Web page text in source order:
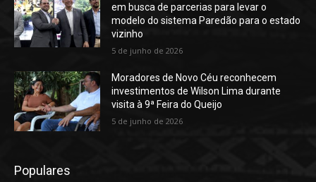
em busca de parcerias para levar o
modelo do sistema Paredão para o estado
vizinho
5 de junho de 2026
Moradores de Novo Céu reconhecem
investimentos de Wilson Lima durante
visita à 9ª Feira do Queijo
5 de junho de 2026
Populares